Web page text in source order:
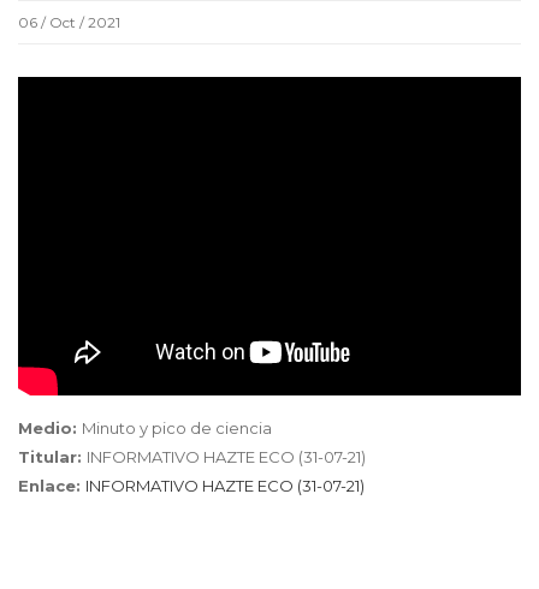
06 / Oct / 2021
Medio: Minuto y pico de ciencia
Titular: INFORMATIVO HAZTE ECO (31-07-21)
Enlace: INFORMATIVO HAZTE ECO (31-07-21)